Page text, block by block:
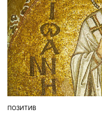
ОПУБЛІКУВАТИ
ПОЗИТИВ